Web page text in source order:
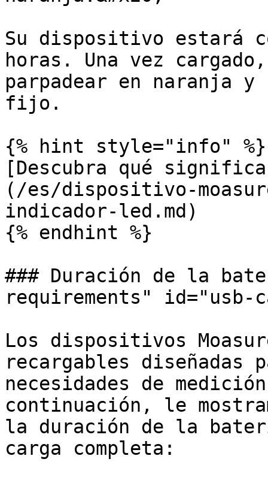
Su dispositivo estará
horas. Una vez
parpadear en naranja
fijo.
{% hint style="info" %}
[Descubra qué
(/es/dispositivo-
indicador-led.md)
{% endhint %}
### Duración de la
requirements" id="usb-
Los dispositivos
recargables diseñadas
necesidades de
continuación, le
la duración de la
carga completa: